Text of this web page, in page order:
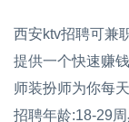
西安ktv招聘可兼
提供一个快速赚
师装扮师为你每
招聘年龄:18-29周